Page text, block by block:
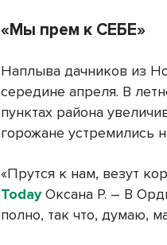
«Мы прем к СЕБЕ»
Наплыва дачников из
середине апреля. В
пунктах района
горожане устремились
«Прутся к нам, везут
TodayОксана Р. – В
полно, так что, думаю,